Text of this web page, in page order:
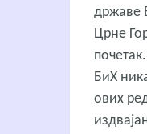
државе
Црне
БиХ
ових